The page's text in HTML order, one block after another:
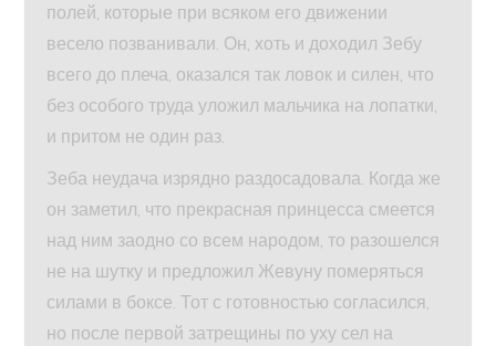
полей, которые при всяком его движении
весело позванивали. Он, хоть и доходил Зебу
всего до плеча, оказался так ловок и силен, что
без особого труда уложил мальчика на лопатки,
и притом не один раз.
Зеба неудача изрядно раздосадовала. Когда же
он заметил, что прекрасная принцесса смеется
над ним заодно со всем народом, то разошелся
не на шутку и предложил Жевуну померяться
силами в боксе. Тот с готовностью согласился,
но после первой затрещины по уху сел на